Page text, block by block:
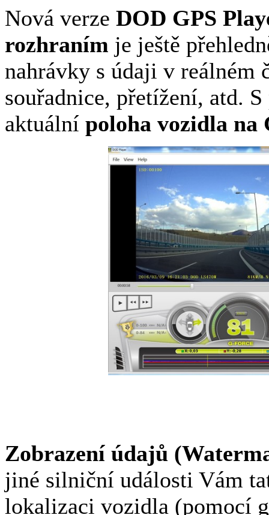
Nová verze DOD GPS
rozhraním je ještě
nahrávky s údaji v reálném
souřadnice, přetížení, atd.
aktuální poloha vozidla na
Zobrazení údajů
jiné silniční události Vám
lokalizaci vozidla (pomocí